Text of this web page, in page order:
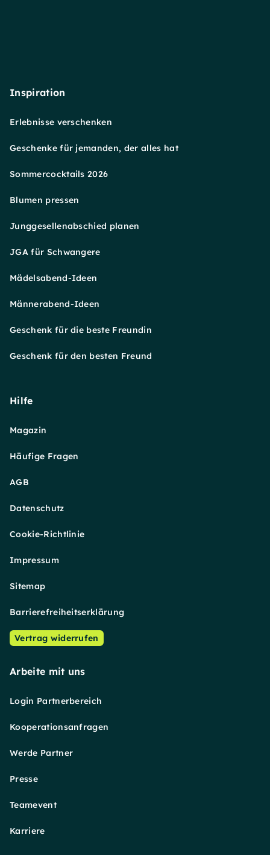
Inspiration
Erlebnisse verschenken
Geschenke für jemanden, der alles hat
Sommercocktails 2026
Blumen pressen
Junggesellenabschied planen
JGA für Schwangere
Mädelsabend-Ideen
Männerabend-Ideen
Geschenk für die beste Freundin
Geschenk für den besten Freund
Hilfe
Magazin
Häufige Fragen
AGB
Datenschutz
Cookie-Richtlinie
Impressum
Sitemap
Barrierefreiheitserklärung
Vertrag widerrufen
Arbeite mit uns
Login Partnerbereich
Kooperationsanfragen
Werde Partner
Presse
Teamevent
Karriere